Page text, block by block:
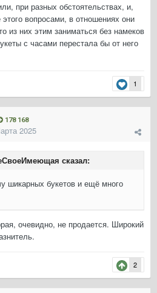
при разных обстоятельствах, и,
вопросами, в отношениях они
из них этим заниматься без намеков
с часами перестала бы от него
1
178 168
2025
сказал:
шикарных букетов и ещё много
очевидно, не продается. Широкий
2